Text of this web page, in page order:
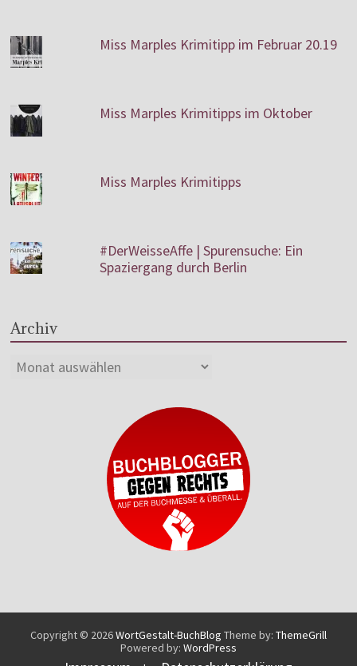
Miss Marples Krimitipp im Februar 20.19
Miss Marples Krimitipps im Oktober
Miss Marples Krimitipps
#DerWeisseAffe | Spurensuche: Ein
Spaziergang durch Berlin
Archiv
Copyright © 2026WortGestalt-BuchBlog Theme by: ThemeGrill
Powered by: WordPress